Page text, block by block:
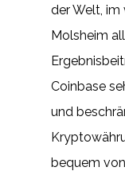
der Welt, im
Molsheim
Coinbase
und
bequem